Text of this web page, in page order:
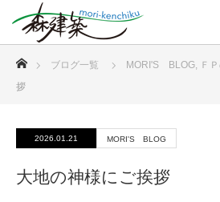
ブログ一覧 MORI'S BLOG, Ｆ
拶
2026.01.21 MORI'S BLOG
大地の神様にご挨拶